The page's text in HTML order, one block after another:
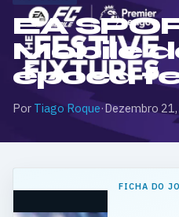
EA
Mobile
época
Por Tiago Roque·Dezembro
FICHA DO